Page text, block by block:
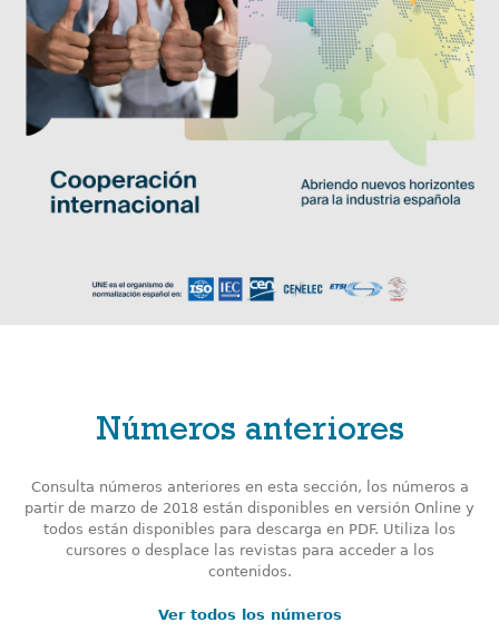
Números anteriores
Consulta números anteriores en esta sección, los números a
partir de marzo de 2018 están disponibles en versión Online y
todos están disponibles para descarga en PDF. Utiliza los
cursores o desplace las revistas para acceder a los
contenidos.
Ver todos los números